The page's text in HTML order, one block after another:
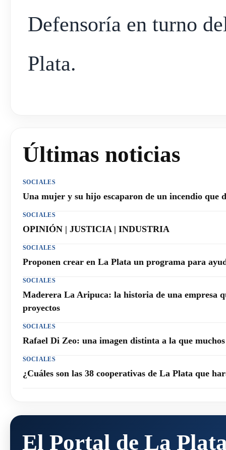
Defensoría en turno
Plata.
Últimas noticias
SOCIALES
Una mujer y su hijo escaparon de un incendio que
SOCIALES
OPINIÓN | JUSTICIA | INDUSTRIA
SOCIALES
Proponen crear en La Plata un programa para
SOCIALES
Maderera La Aripuca: la historia de una empresa
proyectos
SOCIALES
Rafael Di Zeo: una imagen distinta a la que
SOCIALES
¿Cuáles son las 38 cooperativas de La Plata que
El Portal de La